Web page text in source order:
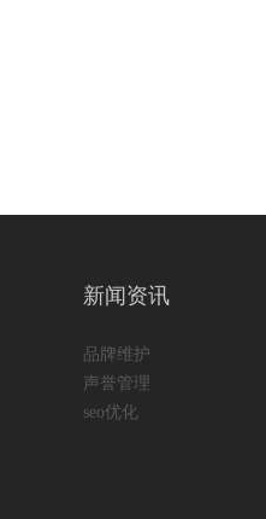
新闻资讯
品牌维护
声誉管理
seo优化